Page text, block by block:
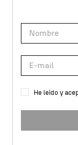
He leído y